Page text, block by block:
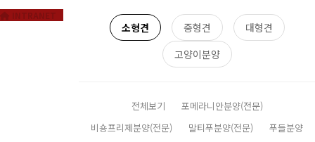
소형견 중형견
대형견
고양이분양
전체보기
포메라니안분양(전문)
비숑프리제분양(전문)
말티푸분양(전문)
푸들분양
INTRANET